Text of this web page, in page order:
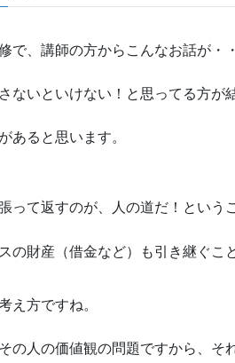
で、講師の方からこんなお話が・
ないといけない！と思ってる方が
あると思います。
って返すのが、人の道だ！という
の財産（借金など）も引き継ぐこ
え方ですね。
の人の価値観の問題ですから、そ